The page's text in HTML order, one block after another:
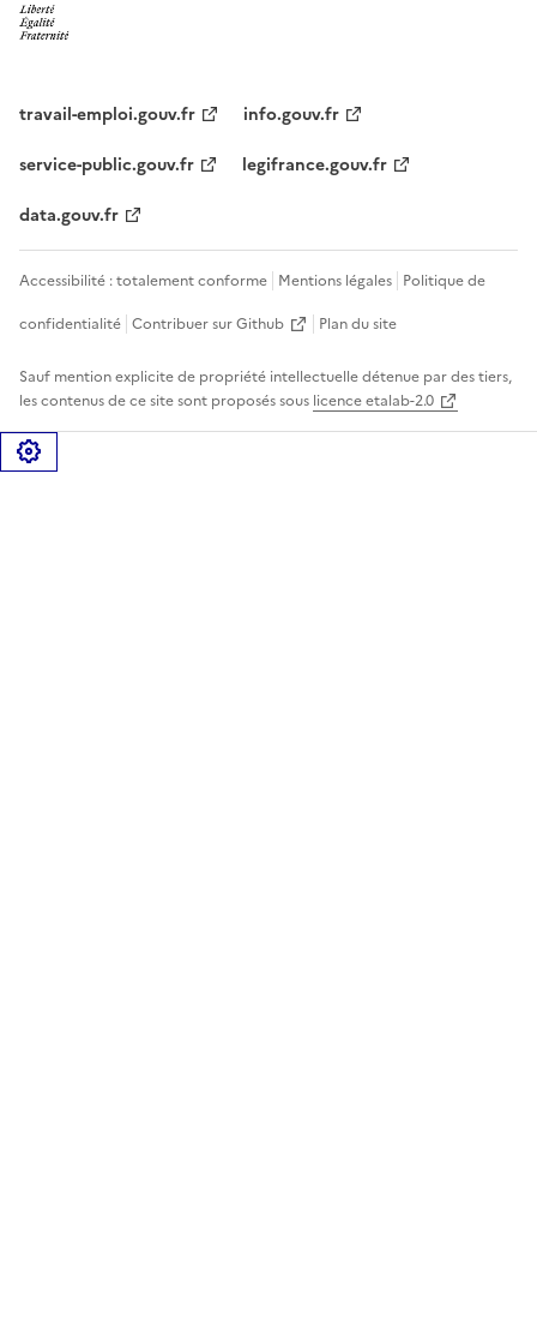
travail-emploi.gouv.fr
info.gouv.fr
service-public.gouv.fr
legifrance.gouv.fr
data.gouv.fr
Accessibilité : totalement conforme Mentions légales Politique de
confidentialité Contribuer sur Github Plan du site
Sauf mention explicite de propriété intellectuelle détenue par des tiers,
les contenus de ce site sont proposés sous licence etalab-2.0
Gérer les cookies